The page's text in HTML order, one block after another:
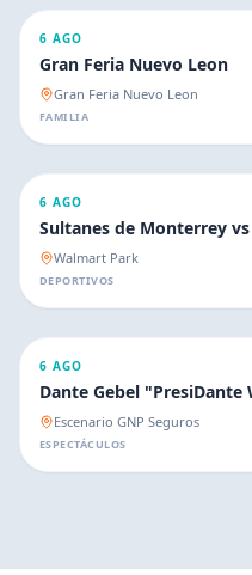
6 AGO
Gran Feria Nuevo Leon
Gran Feria Nuevo Leon
FAMILIA
6 AGO
Sultanes de Monterrey
Walmart Park
DEPORTIVOS
6 AGO
Dante Gebel "PresiDante
Escenario GNP Seguros
ESPECTÁCULOS